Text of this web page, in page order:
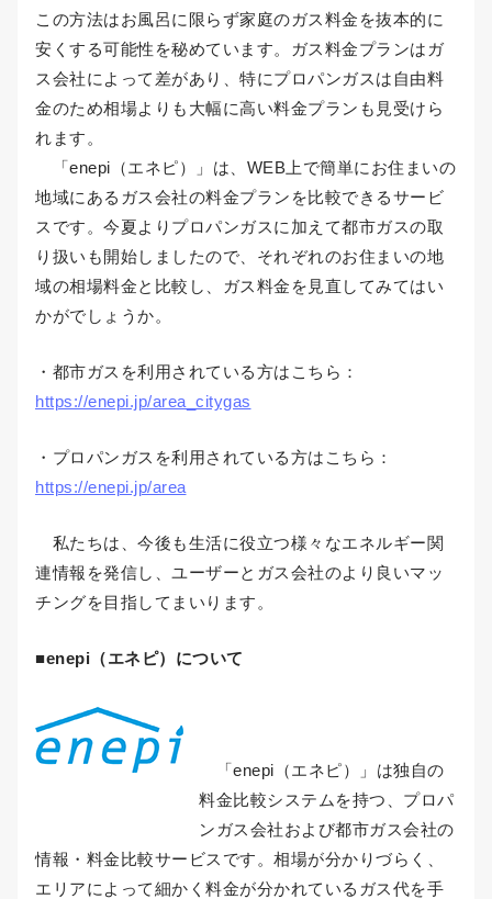
この方法はお風呂に限らず家庭のガス料金を抜本的に
安くする可能性を秘めています。ガス料金プランはガ
ス会社によって差があり、特にプロパンガスは自由料
金のため相場よりも大幅に高い料金プランも見受けら
れます。
「enepi（エネピ）」は、WEB上で簡単にお住まいの
地域にあるガス会社の料金プランを比較できるサービ
スです。今夏よりプロパンガスに加えて都市ガスの取
り扱いも開始しましたので、それぞれのお住まいの地
域の相場料金と比較し、ガス料金を見直してみてはい
かがでしょうか。
・都市ガスを利用されている方はこちら：
https://enepi.jp/area_citygas
・プロパンガスを利用されている方はこちら：
https://enepi.jp/area
私たちは、今後も生活に役立つ様々なエネルギー関
連情報を発信し、ユーザーとガス会社のより良いマッ
チングを目指してまいります。
■enepi（エネピ）について
「enepi（エネピ）」は独自の
料金比較システムを持つ、プロパ
ンガス会社および都市ガス会社の
情報・料金比較サービスです。相場が分かりづらく、
エリアによって細かく料金が分かれているガス代を手